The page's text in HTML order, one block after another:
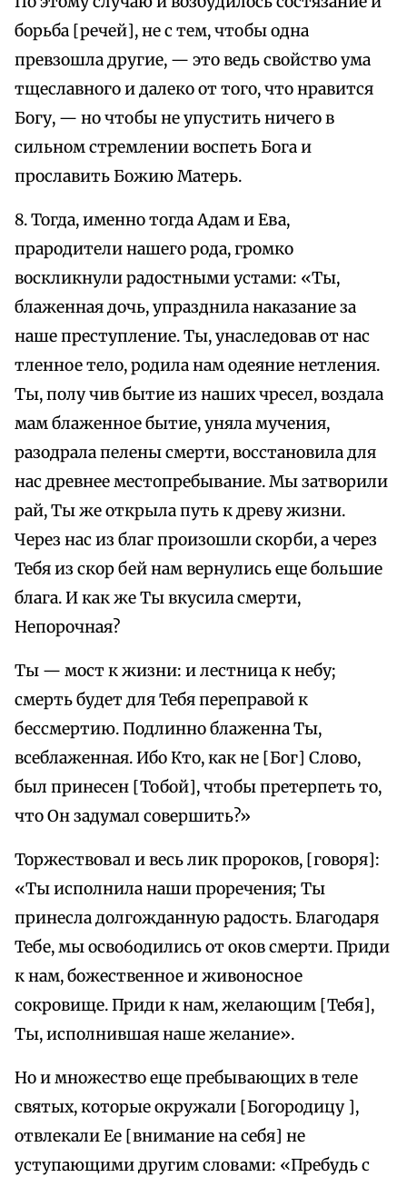
борьба [речей], не с тем, чтобы одна
превзошла другие, — это ведь свойство ума
тщеславного и далеко от того, что нравится
Богу, — но чтобы не упустить ничего в
сильном стремлении воспеть Бога и
прославить Божию Матерь.
8. Тогда, именно тогда Адам и Ева,
прародители нашего рода, громко
воскликнули радостными устами: «Ты,
блаженная дочь, упразднила наказание за
наше преступление. Ты, унаследовав от нас
тленное тело, родила нам одеяние нетления.
Ты, полу чив бытие из наших чресел, воздала
мам блаженное бытие, уняла мучения,
разодрала пелены смерти, восстановила для
нас древнее местопребывание. Мы затворили
рай, Ты же открыла путь к древу жизни.
Через нас из благ произошли скорби, а через
Тебя из скор бей нам вернулись еще большие
блага. И как же Ты вкусила смерти,
Непорочная?
Ты — мост к жизни: и лестница к небу;
смерть будет для Тебя переправой к
бессмертию. Подлинно блаженна Ты,
всеблаженная. Ибо Кто, как не [Бог] Слово,
был принесен [Тобой], чтобы претерпеть то,
что Он задумал совершить?»
Торжествовал и весь лик пророков, [говоря]:
«Ты исполнила наши проречения; Ты
принесла долгожданную радость. Благодаря
Тебе, мы осво6одились от оков смерти. Приди
к нам, божественное и живоносное
сокровище. Приди к нам, желающим [Тебя],
Ты, исполнившая наше желание».
Но и множество еще пребывающих в теле
святых, которые окружали [Богородицу ],
отвлекали Ее [внимание на себя] не
уступающими другим словами: «Пребудь с